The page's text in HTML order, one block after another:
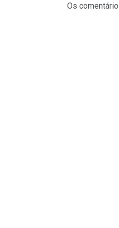
Os